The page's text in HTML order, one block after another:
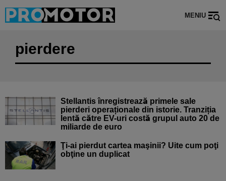
MENIU
pierdere
Stellantis înregistrează primele sale
pierderi operaționale din istorie. Tranziția
lentă către EV-uri costă grupul auto 20 de
miliarde de euro
Ţi-ai pierdut cartea maşinii? Uite cum poţi
obţine un duplicat